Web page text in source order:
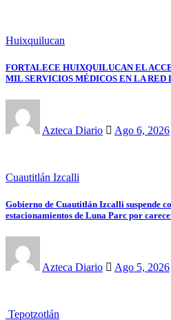
Huixquilucan
FORTALECE HUIXQUILUCAN EL
MIL SERVICIOS MÉDICOS EN LA RED
Azteca Diario Ago 6, 2026
Cuautitlán Izcalli
Gobierno de Cuautitlán Izcalli suspende
estacionamientos de Luna Parc por
Azteca Diario Ago 5, 2026
Tepotzotlán